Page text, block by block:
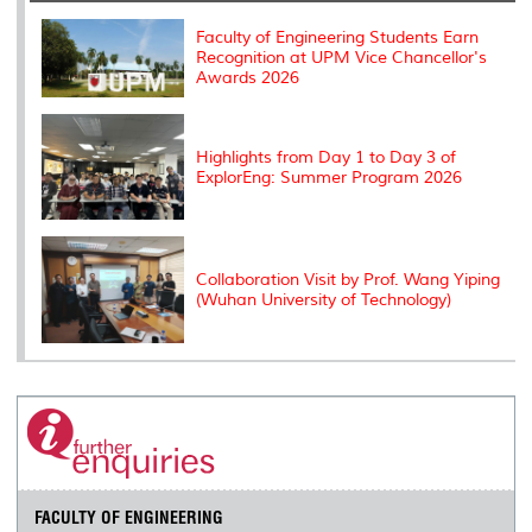
k
s
Faculty of Engineering Students Earn
Recognition at UPM Vice Chancellor's
Awards 2026
Highlights from Day 1 to Day 3 of
ExplorEng: Summer Program 2026
Collaboration Visit by Prof. Wang Yiping
(Wuhan University of Technology)
FACULTY OF ENGINEERING